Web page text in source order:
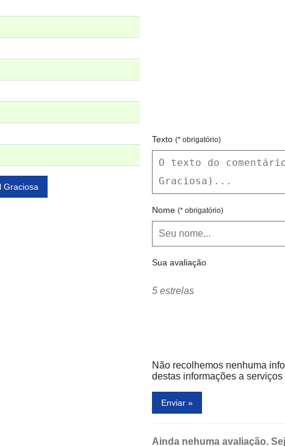
Graciosa
Texto (* obrigatório)
Nome (* obrigatório)
Sua avaliação
5 estrelas
Não recolhemos nenhuma
destas informações a serviços
Enviar »
Ainda nehuma avaliação.